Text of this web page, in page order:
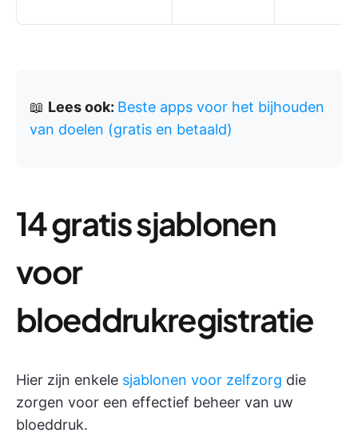
📖 Lees ook: Beste apps voor het bijhouden
van doelen (gratis en betaald)
14 gratis sjablonen
voor
bloeddrukregistratie
Hier zijn enkele sjablonen voor zelfzorg die
zorgen voor een effectief beheer van uw
bloeddruk.